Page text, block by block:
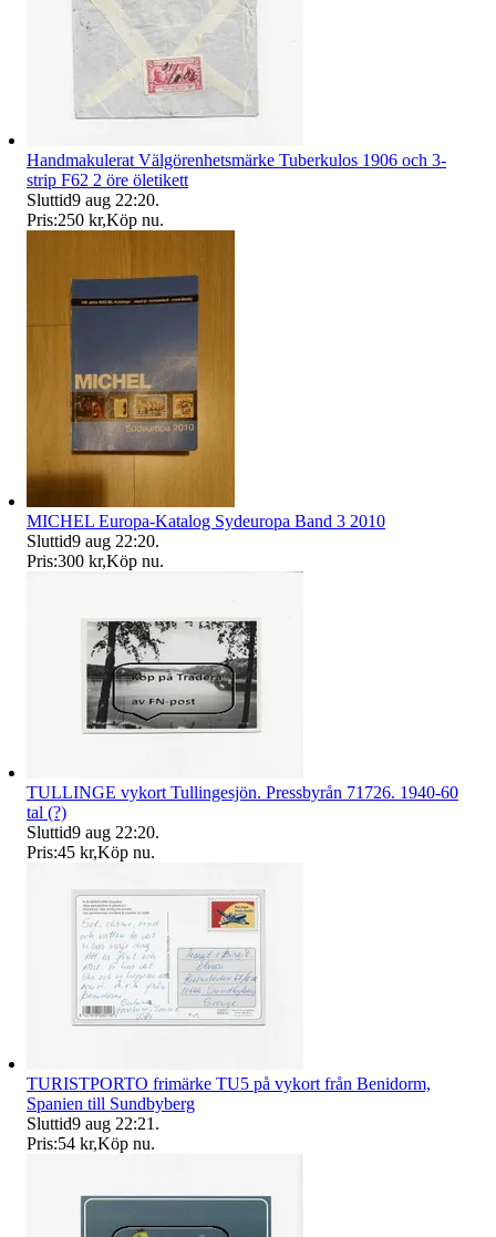
Handmakulerat Välgörenhetsmärke Tuberkulos 1906 och 3-
strip F62 2 öre öletikett
Sluttid9 aug 22:20.
Pris:250 kr,Köp nu.
MICHEL Europa-Katalog Sydeuropa Band 3 2010
Sluttid9 aug 22:20.
Pris:300 kr,Köp nu.
TULLINGE vykort Tullingesjön. Pressbyrån 71726. 1940-60
tal (?)
Sluttid9 aug 22:20.
Pris:45 kr,Köp nu.
TURISTPORTO frimärke TU5 på vykort från Benidorm,
Spanien till Sundbyberg
Sluttid9 aug 22:21 .
Pris:54 kr,Köp nu.